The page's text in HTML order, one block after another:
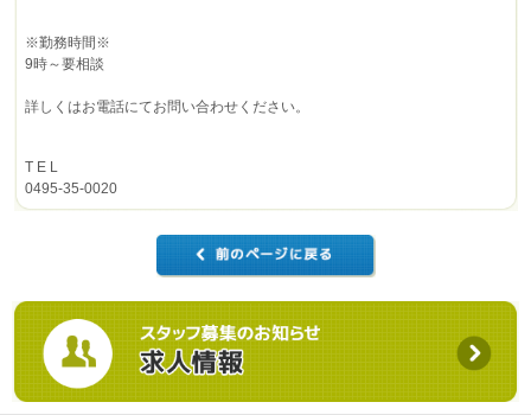
※勤務時間※
9時～要相談
詳しくはお電話にてお問い合わせください。
T E L
0495-35-0020